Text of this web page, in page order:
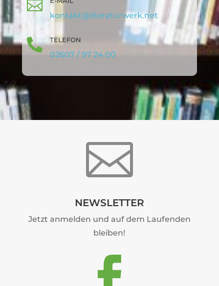

kontakt@literaturwerk.net
 TELEFON
02607 / 97 24 00

NEWSLETTER
Jetzt anmelden und auf dem Laufenden
bleiben!